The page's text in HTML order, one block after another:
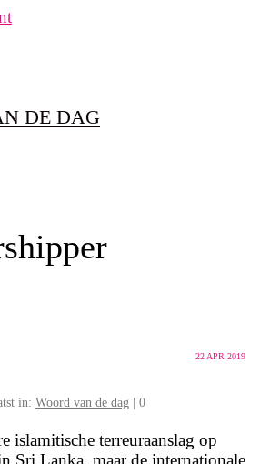
DE DAG
22APR 2019
in: Woord van de dag 0
islamitische terreuraanslag op
Sri Lanka, maar de internationale